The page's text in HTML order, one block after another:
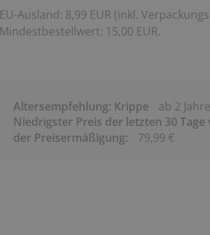
EU-Ausland: 8,99 EUR (inkl.
Mindestbestellwert: 15,00 EUR.
Altersempfehlung: Krippe
ab 2 Jahre
Niedrigster Preis der letzten 30
der Preisermäßigung:
79,99 €